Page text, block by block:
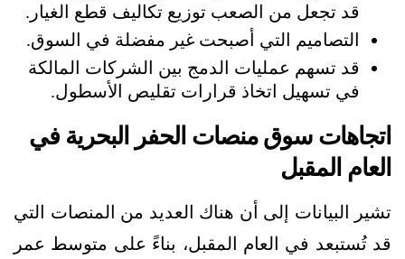
قد تجعل من الصعب توزيع تكاليف قطع الغيار.
التصاميم التي أصبحت غير مفضلة في السوق.
قد تسهم عمليات الدمج بين الشركات المالكة
في تسهيل اتخاذ قرارات تقليص الأسطول.
اتجاهات سوق منصات الحفر البحرية في
العام المقبل
تشير البيانات إلى أن هناك العديد من المنصات التي
قد تُستبعد في العام المقبل، بناءً على متوسط عمر